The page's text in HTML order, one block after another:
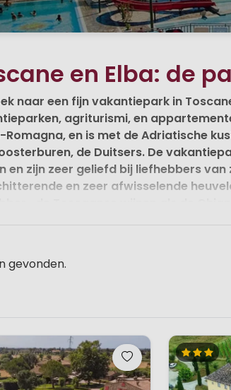
en Elba: de
naar een fijn vakantiepark in
agriturismi, en
Romagna, en is met de Adriatische
de Duitsers. De
en zijn zeer geliefd bij liefhebbers
en zeer afwisselende
in Toscane is overweldigend
en boerderijen stralen romantiek en
gevonden.